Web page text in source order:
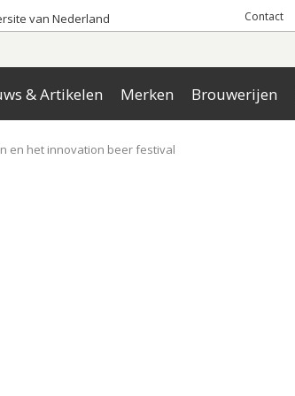
van Nederland Contact
& Artikelen Merken Brouwerijen
en het innovation beer festival